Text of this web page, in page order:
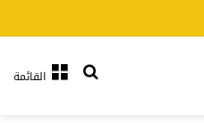
القائمةبحث عن